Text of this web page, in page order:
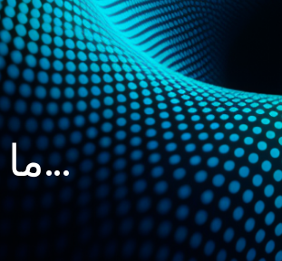
ما لا يمكن الوصول إليه...